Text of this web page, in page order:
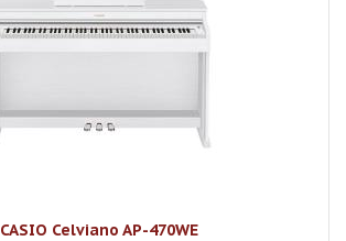
CASIO Celviano AP-470WE